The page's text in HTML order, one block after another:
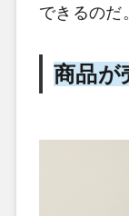
できるのだ
商品が